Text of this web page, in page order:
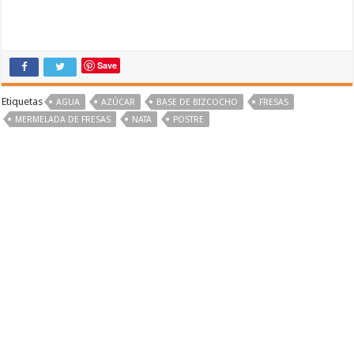
Save
Etiquetas AGUA AZÚCAR BASE DE BIZCOCHO
FRESAS
MERMELADA DE FRESAS
NATA POSTRE